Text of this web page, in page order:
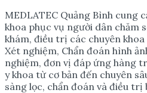
MEDLATEC Quảng Bình cung
khoa phục vụ người dân chăm
khám, điều trị các chuyên khoa
Xét nghiệm, Chẩn đoán hình
nghiệm, đơn vị đáp ứng hàng
y khoa từ cơ bản đến chuyên
sàng lọc, chẩn đoán và điều trị